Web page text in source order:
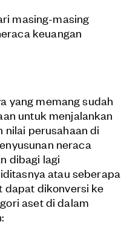
masing-masing
keuangan
yang memang sudah
untuk menjalankan
nilai perusahaan di
neraca
dibagi lagi
atau seberapa
dapat dikonversi ke
aset di dalam